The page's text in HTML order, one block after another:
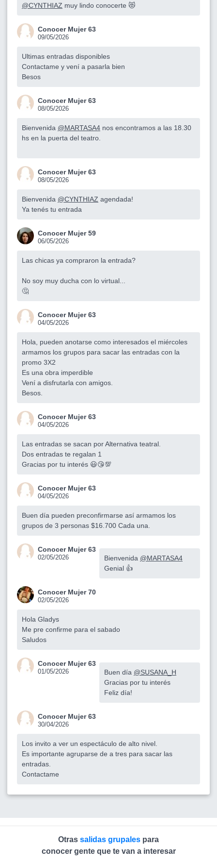
@CYNTHIAZ muy lindo conocerte 😻
Conocer Mujer 63
09/05/2026
Ultimas entradas disponibles
Contactame y vení a pasarla bien
Besos
Conocer Mujer 63
08/05/2026
Bienvenida @MARTASA4 nos encontramos a las 18.30
hs en la puerta del teatro.
Conocer Mujer 63
08/05/2026
Bienvenida @CYNTHIAZ agendada!
Ya tenés tu entrada
Conocer Mujer 59
06/05/2026
Las chicas ya compraron la entrada?
No soy muy ducha con lo virtual...
🤔
Conocer Mujer 63
04/05/2026
Hola, pueden anotarse como interesados el miércoles
armamos los grupos para sacar las entradas con la
promo 3X2
Es una obra imperdible
Vení a disfrutarla con amigos.
Besos.
Conocer Mujer 63
04/05/2026
Las entradas se sacan por Alternativa teatral.
Dos entradas te regalan 1
Gracias por tu interés 😃😘💯
Conocer Mujer 63
04/05/2026
Buen día pueden preconfirmarse así armamos los
grupos de 3 personas $16.700 Cada una.
Conocer Mujer 63
02/05/2026 Bienvenida @MARTASA4
Genial 👍
Conocer Mujer 70
02/05/2026
Hola Gladys
Me pre confirme para el sabado
Saludos
Conocer Mujer 63
01/05/2026 Buen día @SUSANA_H
Gracias por tu interés
Feliz día!
Conocer Mujer 63
30/04/2026
Los invito a ver un espectáculo de alto nivel.
Es importante agruparse de a tres para sacar las
entradas.
Contactame
Otras salidas grupales para
conocer gente que te van a interesar